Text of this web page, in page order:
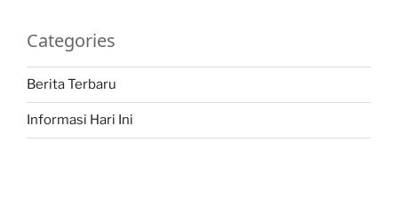
Categories
Berita Terbaru
Informasi Hari Ini